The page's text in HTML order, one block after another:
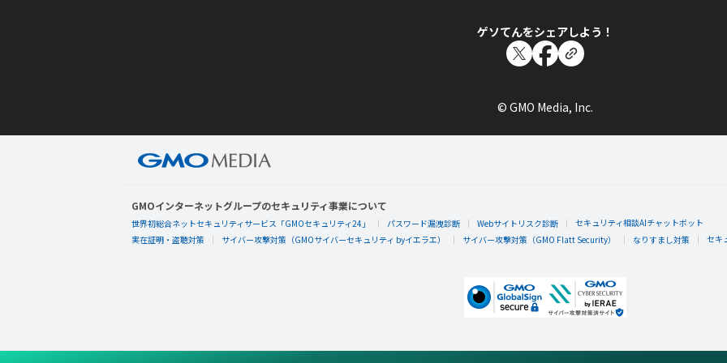
ゲソてんをシェアしよう！
© GMO Media, Inc.
GMOインターネットグループのセキュリティ事業について
世界初総合ネットセキュリティサービス「GMOセキュリティ24」 パスワード漏洩診断 Webサイトリスク診断
セキュリティ相談AIチャットボット
実在証明・盗聴対策
サイバー攻撃対策（GMOサイバーセキュリティ byイエラエ） サイバー攻撃対策（GMO Flatt Security） なりすまし対策 セキ